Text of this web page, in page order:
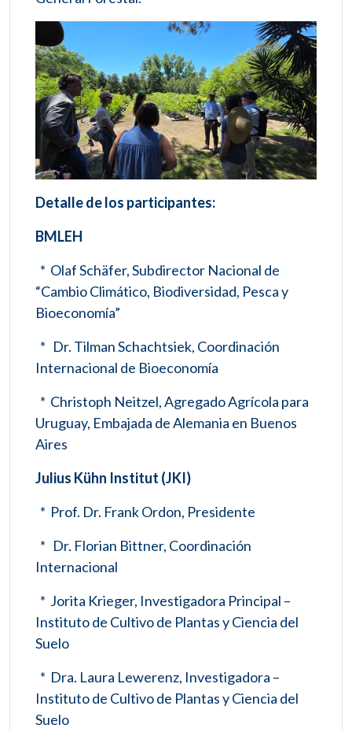
Detalle de los participantes:
BMLEH
* Olaf Schäfer, Subdirector Nacional de
“Cambio Climático, Biodiversidad, Pesca y
Bioeconomía”
* Dr. Tilman Schachtsiek, Coordinación
Internacional de Bioeconomía
* Christoph Neitzel, Agregado Agrícola para
Uruguay, Embajada de Alemania en Buenos
Aires
Julius Kühn Institut (JKI)
* Prof. Dr. Frank Ordon, Presidente
* Dr. Florian Bittner, Coordinación
Internacional
* Jorita Krieger, Investigadora Principal –
Instituto de Cultivo de Plantas y Ciencia del
Suelo
* Dra. Laura Lewerenz, Investigadora –
Instituto de Cultivo de Plantas y Ciencia del
Suelo